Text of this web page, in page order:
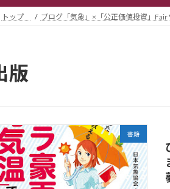
トップ ブログ「気象」×「公正価値投資」
版
書籍